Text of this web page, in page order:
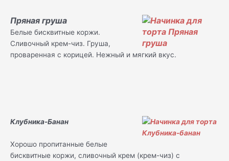
Пряная груша
Белые бисквитные коржи.
Сливочный крем-чиз. Груша,
проваренная с корицей. Нежный и мягкий вкус.
Клубника-Банан
Хорошо пропитанные белые
бисквитные коржи, сливочный крем (крем-чиз) с